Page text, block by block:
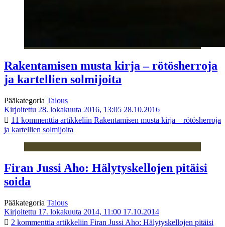
Rakentamisen musta kirja – rötösherroja
ja kartellien solmijoita
Pääkategoria Talous
Kirjoitettu 28. lokakuuta 2016, 13:05 28.10.2016
11 kommenttia artikkeliin Rakentamisen musta kirja – rötösherroja
ja kartellien solmijoita
Firan Jussi Aho: Hälytyskellojen pitäisi
soida
Pääkategoria Talous
Kirjoitettu 17. lokakuuta 2014, 11:00 17.10.2014
2 kommenttia artikkeliin Firan Jussi Aho: Hälytyskellojen pitäisi